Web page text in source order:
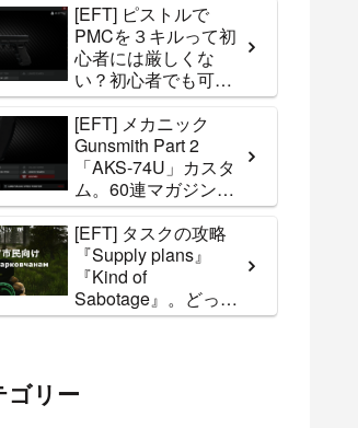
[EFT] ピストルで
PMCを３キルって初
心者には厳しくな
い？初心者でも可能
な攻略方法。Skierタ
スク『Stirrup』
[EFT] メカニック
Gunsmith Part 2
「AKS-74U」カスタ
ム。60連マガジンが
手に入らない！
[EFT] タスクの攻略
『Supply plans』
『Kind of
Sabotage』。どっち
に渡すほうが得か？
ゴリー